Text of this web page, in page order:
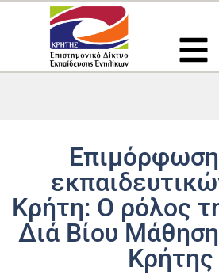
Μετάβαση
περιεχόμενο
Κρήτη: Ο ρόλος
Διά Βίου
Κρήτης